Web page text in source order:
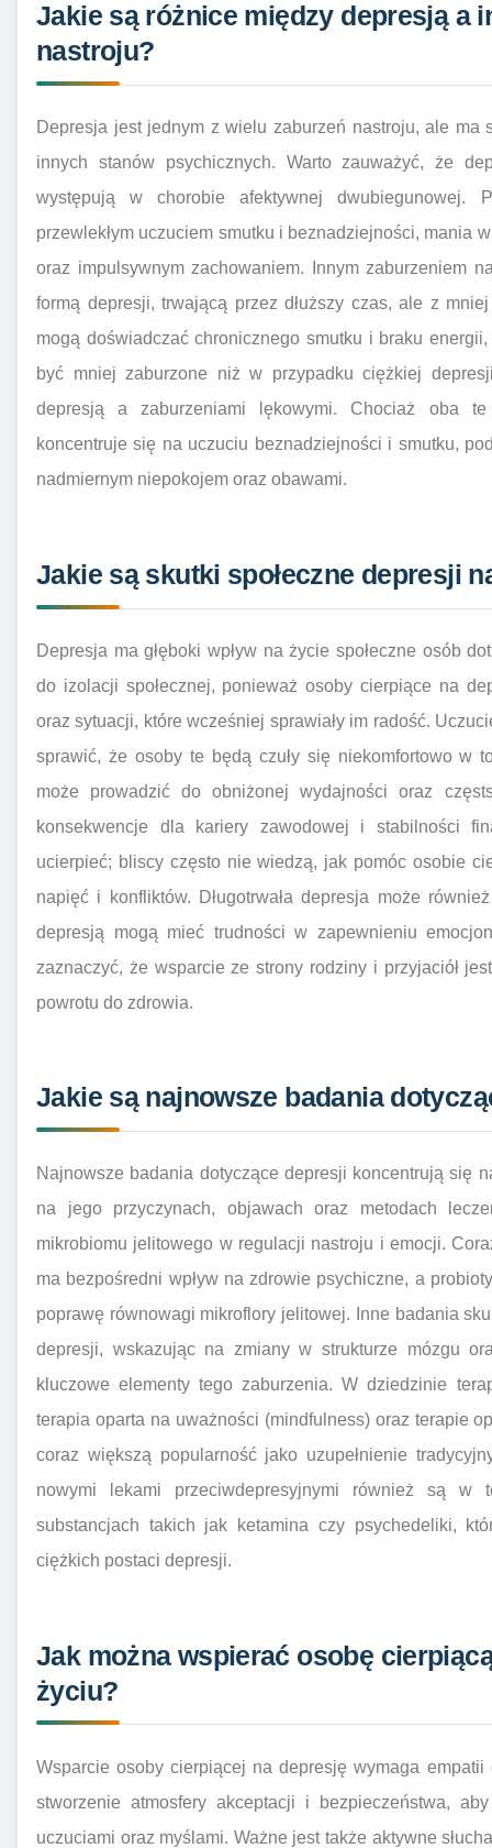
Jakie są różnice między depresją a
nastroju?
Depresja jest jednym z wielu zaburzeń nastroju, ale
innych stanów psychicznych. Warto zauważyć, że
występują w chorobie afektywnej dwubiegunowej.
przewlekłym uczuciem smutku i beznadziejności, mania
oraz impulsywnym zachowaniem. Innym zaburzeniem
formą depresji, trwającą przez dłuższy czas, ale z
mogą doświadczać chronicznego smutku i braku
być mniej zaburzone niż w przypadku ciężkiej
depresją a zaburzeniami lękowymi. Chociaż oba te
koncentruje się na uczuciu beznadziejności i smutku,
nadmiernym niepokojem oraz obawami.
Jakie są skutki społeczne depresji
Depresja ma głęboki wpływ na życie społeczne osób
do izolacji społecznej, ponieważ osoby cierpiące na
oraz sytuacji, które wcześniej sprawiały im radość.
sprawić, że osoby te będą czuły się niekomfortowo w
może prowadzić do obniżonej wydajności oraz
konsekwencje dla kariery zawodowej i stabilności
ucierpieć; bliscy często nie wiedzą, jak pomóc osobie
napięć i konfliktów. Długotrwała depresja może
depresją mogą mieć trudności w zapewnieniu
zaznaczyć, że wsparcie ze strony rodziny i przyjaciół
powrotu do zdrowia.
Jakie są najnowsze badania
Najnowsze badania dotyczące depresji koncentrują się
na jego przyczynach, objawach oraz metodach
mikrobiomu jelitowego w regulacji nastroju i emocji.
ma bezpośredni wpływ na zdrowie psychiczne, a
poprawę równowagi mikroflory jelitowej. Inne badania
depresji, wskazując na zmiany w strukturze mózgu
kluczowe elementy tego zaburzenia. W dziedzinie
terapia oparta na uważności (mindfulness) oraz terapie
coraz większą popularność jako uzupełnienie
nowymi lekami przeciwdepresyjnymi również są
substancjach takich jak ketamina czy psychedeliki,
ciężkich postaci depresji.
Jak można wspierać osobę
życiu?
Wsparcie osoby cierpiącej na depresję wymaga
stworzenie atmosfery akceptacji i bezpieczeństwa,
uczuciami oraz myślami. Ważne jest także aktywne